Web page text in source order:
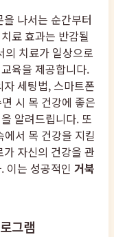
나서는 순간부터
료 효과는 반감될
의 치료가 일상으로
육을 제공합니다.
세팅법, 스마트폰
시 목 건강에 좋은
알려드립니다. 또
서 목 건강을 지킬
자신의 건강을 관
이는 성공적인 거북
그램